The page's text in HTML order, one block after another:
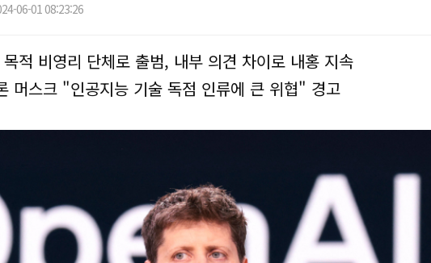
06-01 08:23:26
적 비영리 단체로 출범, 내부 의견 차이로 내홍 지속
머스크 "인공지능 기술 독점 인류에 큰 위협" 경고